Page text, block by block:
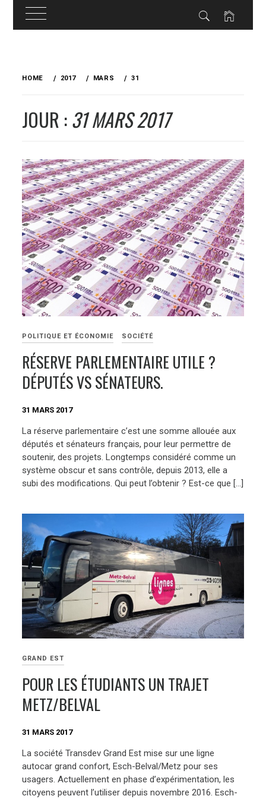
HOME 2017 MARS 31
JOUR :31 MARS 2017
POLITIQUE ET ÉCONOMIE SOCIÉTÉ
RÉSERVE PARLEMENTAIRE UTILE ?
DÉPUTÉS VS SÉNATEURS.
31 MARS 2017
La réserve parlementaire c’est une somme allouée aux
députés et sénateurs français, pour leur permettre de
soutenir, des projets. Longtemps considéré comme un
système obscur et sans contrôle, depuis 2013, elle a
subi des modifications. Qui peut l’obtenir ? Est-ce que […]
GRAND EST
POUR LES ÉTUDIANTS UN TRAJET
METZ/BELVAL
31 MARS 2017
La société Transdev Grand Est mise sur une ligne
autocar grand confort, Esch-Belval/Metz pour ses
usagers. Actuellement en phase d’expérimentation, les
citoyens peuvent l’utiliser depuis novembre 2016. Esch-